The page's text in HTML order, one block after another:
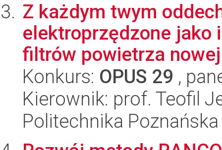
Z każdym twym
elektroprzędzone jako
filtrów powietrza
Konkurs: OPUS 29 ,
Kierownik: prof. Teofil
Politechnika Poznańska